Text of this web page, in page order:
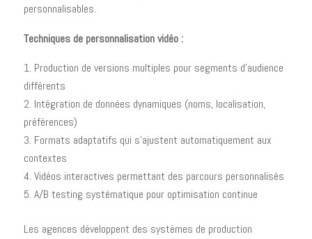
personnalisables.
Techniques de personnalisation vidéo :
Production de versions multiples pour segments d'audience
différents
Intégration de données dynamiques (noms, localisation,
préférences)
Formats adaptatifs qui s'ajustent automatiquement aux
contextes
Vidéos interactives permettant des parcours personnalisés
A/B testing systématique pour optimisation continue
Les agences développent des systèmes de production